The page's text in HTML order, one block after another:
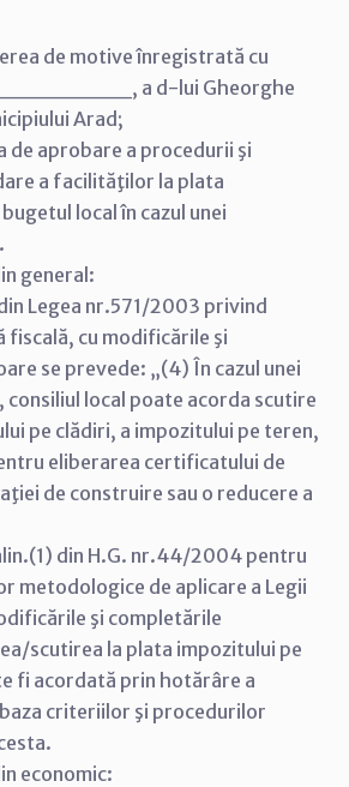
de motive înregistrată cu
a d-lui Gheorghe
Arad;
de aprobare a procedurii şi
a facilităţilor la plata
local în cazul unei
general:
Legea nr.571/2003 privind
fiscală, cu modificările şi
se prevede: „(4) În cazul unei
local poate acorda scutire
pe clădiri, a impozitului pe teren,
eliberarea certificatului de
de construire sau o reducere a
din H.G. nr.44/2004 pentru
metodologice de aplicare a Legii
şi completările
scutirea la plata impozitului pe
fi acordată prin hotărâre a
criteriilor şi procedurilor
economic: